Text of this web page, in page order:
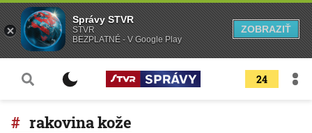
24
rakovina kože
Správy STVR
STVR
BEZPLATNÉ - V Google Play
ZOBRAZIŤ